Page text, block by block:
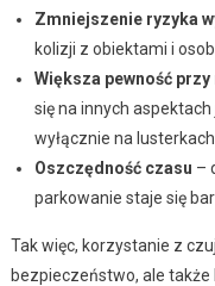
Zmniejszenie ryzyka
kolizji z obiektami i
Większa pewność
się na innych
wyłącznie na lusterkach.
Oszczędność czasu –
parkowanie staje się
Tak więc, korzystanie z
bezpieczeństwo, ale